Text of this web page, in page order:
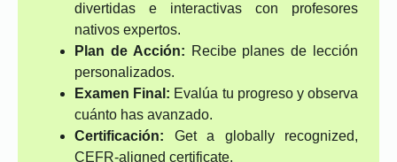
divertidas e interactivas con profesores
nativos expertos.
Plan de Acción: Recibe planes de lección
personalizados.
Examen Final: Evalúa tu progreso y observa
cuánto has avanzado.
Certificación: Get a globally recognized,
CEFR-aligned certificate.